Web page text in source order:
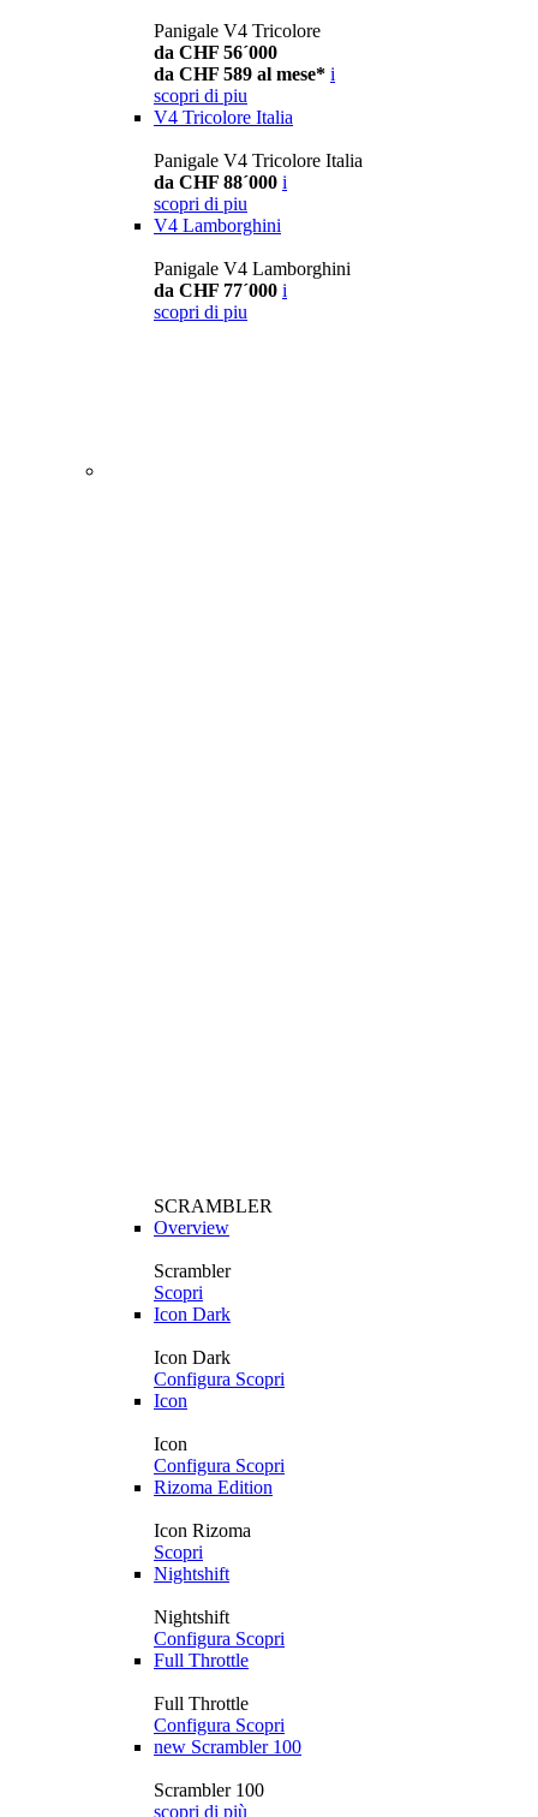
Panigale V4 Tricolore
da CHF 56´000
da CHF 589 al mese* i
scopri di piu
V4 Tricolore Italia
Panigale V4 Tricolore Italia
da CHF 88´000 i
scopri di piu
V4 Lamborghini
Panigale V4 Lamborghini
da CHF 77´000 i
scopri di piu
SCRAMBLER
Overview
Scrambler
Scopri
Icon Dark
Icon Dark
Configura Scopri
Icon
Icon
Configura Scopri
Rizoma Edition
Icon Rizoma
Scopri
Nightshift
Nightshift
Configura Scopri
Full Throttle
Full Throttle
Configura Scopri
new Scrambler 100
Scrambler 100
scopri di più